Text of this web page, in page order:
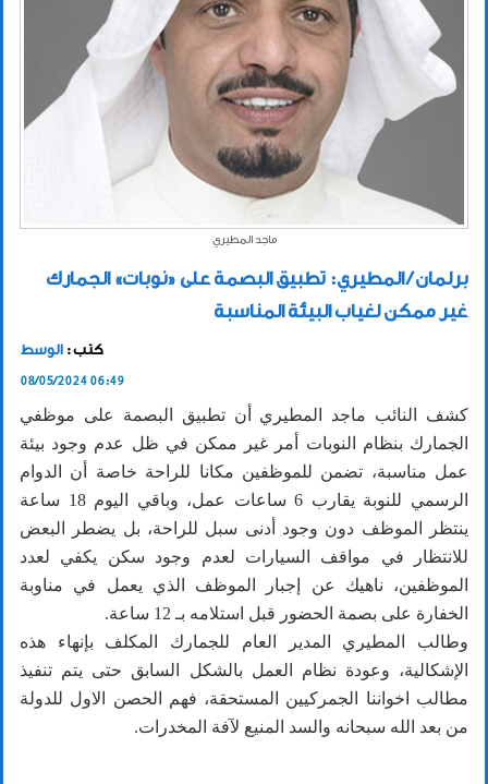
ماجد المطيري
برلمان / المطيري: تطبيق البصمة على «نوبات» الجمارك
غير ممكن لغياب البيئة المناسبة
كتب : الوسط
08/05/2024 06:49
كشف النائب ماجد المطيري أن تطبيق البصمة على موظفي
الجمارك بنظام النوبات أمر غير ممكن في ظل عدم وجود بيئة
عمل مناسبة، تضمن للموظفين مكانا للراحة خاصة أن الدوام
الرسمي للنوبة يقارب 6 ساعات عمل، وباقي اليوم 18 ساعة
ينتظر الموظف دون وجود أدنى سبل للراحة، بل يضطر البعض
للانتظار في مواقف السيارات لعدم وجود سكن يكفي لعدد
الموظفين، ‏ناهيك عن إجبار الموظف الذي يعمل في مناوبة
الخفارة على بصمة الحضور قبل استلامه بـ 12 ساعة.
وطالب المطيري المدير العام للجمارك المكلف بإنهاء هذه
الإشكالية، وعودة نظام العمل بالشكل السابق حتى يتم تنفيذ
مطالب اخواننا الجمركيين المستحقة، فهم الحصن الاول للدولة
من بعد الله سبحانه والسد المنيع لآفة المخدرات.